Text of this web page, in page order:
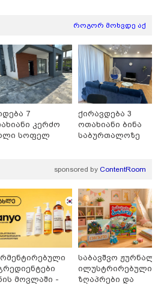
დედა გავრცელებულ ვიდეოზე
მკვეთრად შეიცვალა -
ყველაზე ძვირი და
როგორ მოხვდე აქ
7
კერძო
სოფელ
ქირავდება 3
ოთახიანი ბინა
საბურთალოზე
sponsored by ContentRoom
მოვლაში -
საბავშვო
ილუსტრირებული
ზღაპრები და